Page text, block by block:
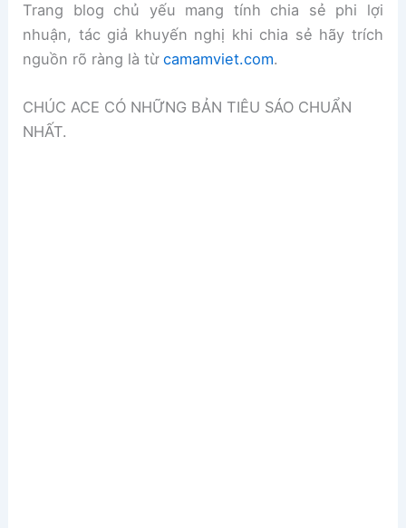
Trang blog chủ yếu mang tính chia sẻ phi lợi
nhuận, tác giả khuyến nghị khi chia sẻ hãy trích
nguồn rõ ràng là từcamamviet.com.
CHÚC ACE CÓ NHỮNG BẢN TIÊU SÁO CHUẨN
NHẤT.